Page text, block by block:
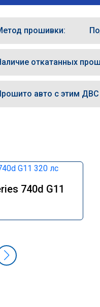
прошивки:
откатанных
авто с этим ДВС
740d G11